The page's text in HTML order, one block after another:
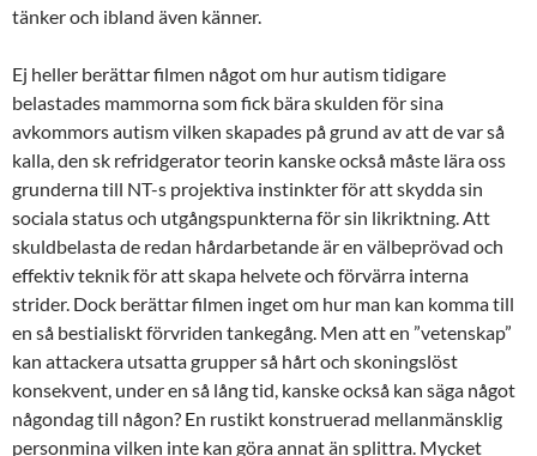
tänker och ibland även känner.
Ej heller berättar filmen något om hur autism tidigare
belastades mammorna som fick bära skulden för sina
avkommors autism vilken skapades på grund av att de var så
kalla, den sk refridgerator teorin kanske också måste lära oss
grunderna till NT-s projektiva instinkter för att skydda sin
sociala status och utgångspunkterna för sin likriktning. Att
skuldbelasta de redan hårdarbetande är en välbeprövad och
effektiv teknik för att skapa helvete och förvärra interna
strider. Dock berättar filmen inget om hur man kan komma till
en så bestialiskt förvriden tankegång. Men att en ”vetenskap”
kan attackera utsatta grupper så hårt och skoningslöst
konsekvent, under en så lång tid, kanske också kan säga något
någondag till någon? En rustikt konstruerad mellanmänsklig
personmina vilken inte kan göra annat än splittra. Mycket